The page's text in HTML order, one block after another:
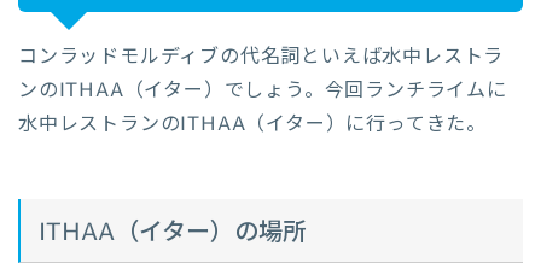
コンラッドモルディブの代名詞といえば水中レストラ
ンのITHAA（イター）でしょう。今回ランチライムに
水中レストランのITHAA（イター）に行ってきた。
ITHAA（イター）の場所